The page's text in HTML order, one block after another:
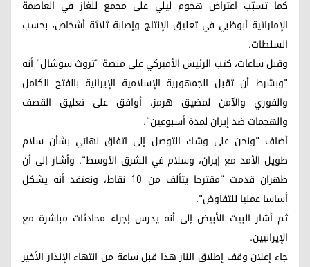
كما تسبّب اعتراض هجوم ليلي على مجمع للغاز في العاصمة
الإماراتية أبوظبي في تعليق الإنتاج وإصابة ثلاثة أشخاص، بحسب
السلطات.
وقبل ساعات، كتب الرئيس الأميركي على منصة "تروث سوشال" أنه
"وبشرط أن تقبل الجمهورية الإسلامية الإيرانية بالفتح الكامل
والفوري والآمن لمضيق هرمز، أوافق على تعليق القصف
والهجمات ضد إيران لمدة أسبوعين".
أضاف "ونحن على وشك التوصل إلى اتفاق نهائي بشأن سلام
طويل الأمد مع إيران، وسلام في الشرق الأوسط". وأشار إلى أن
طهران قدمت "مقترحا يتألف من 10 نقاط، ونعتقد أنه يشكل
أساسا عمليا للتفاوض".
ثم أشار البيت الأبيض إلى أنه يدرس إجراء محادثات مباشرة مع
الإيرانيين.
جاء إعلان وقف إطلاق النار هذا قبل ساعة من انتهاء الإنذار الأخير